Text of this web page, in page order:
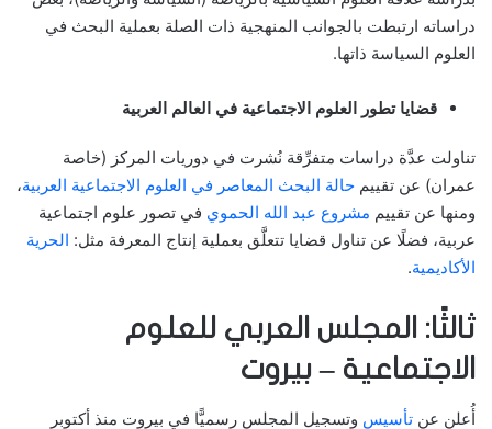
دراساته ارتبطت بالجوانب المنهجية ذات الصلة بعملية البحث في
العلوم السياسة ذاتها.
قضايا تطور العلوم الاجتماعية في العالم العربية
تناولت عدَّة دراسات متفرِّقة نُشرت في دوريات المركز (خاصة
عمران) عن تقييم حالة البحث المعاصر في العلوم الاجتماعية العربية،
ومنها عن تقييم مشروع عبد الله الحموي في تصور علوم اجتماعية
عربية، فضلًا عن تناول قضايا تتعلَّق بعملية إنتاج المعرفة مثل: الحرية
الأكاديمية.
ثالثًا: المجلس العربي للعلوم
الاجتماعية – بيروت
أُعلن عن تأسيس وتسجيل المجلس رسميًّا في بيروت منذ أكتوبر